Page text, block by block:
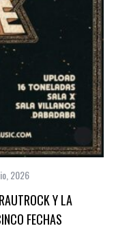
2026
Y LA
FECHAS